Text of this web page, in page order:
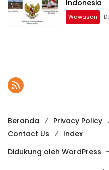
Indonesia
Wawasan
Beranda Privacy Policy
Contact Us
Index
Didukung oleh WordPress -